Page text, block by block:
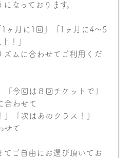
なっております。
1ヶ月に1回」「1ヶ月に4〜5
！」
ズムに合わせてご利用くだ
「今回は８回チケットで」
合わせて
」「次はあのクラス！」
せて
てご自由にお選び頂いてお